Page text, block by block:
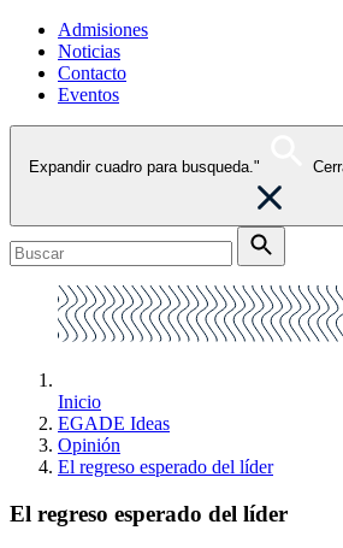
Admisiones
Noticias
Contacto
Eventos
Expandir cuadro para busqueda."
Inicio
EGADE Ideas
Opinión
El regreso esperado del líder
El regreso esperado del líder